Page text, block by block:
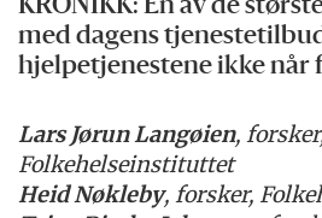
KRONIKK: En av de
med dagens
hjelpetjenestene ikke når
Lars Jørun Langøien,
Folkehelseinstituttet
Heid Nøkleby, forsker,